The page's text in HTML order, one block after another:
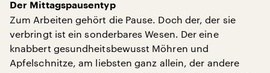
Der Mittagspausentyp
Zum Arbeiten gehört die Pause. Doch der, der sie
verbringt ist ein sonderbares Wesen. Der eine
knabbert gesundheitsbewusst Möhren und
Apfelschnitze, am liebsten ganz allein, der andere